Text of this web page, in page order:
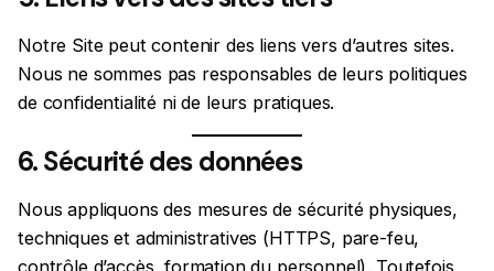
Notre Site peut contenir des liens vers d’autres sites.
Nous ne sommes pas responsables de leurs politiques
de confidentialité ni de leurs pratiques.
6. Sécurité des données
Nous appliquons des mesures de sécurité physiques,
techniques et administratives (HTTPS, pare-feu,
contrôle d’accès, formation du personnel). Toutefois,